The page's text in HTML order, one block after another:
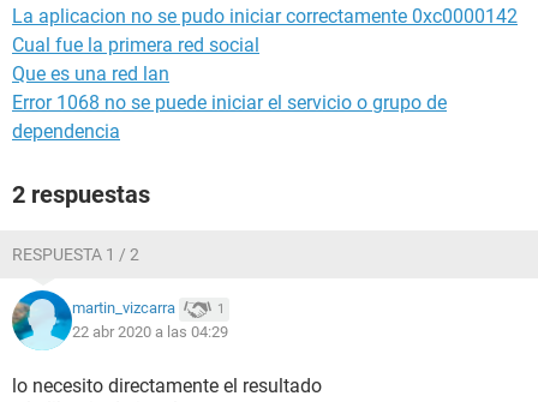
La aplicacion no se pudo iniciar correctamente 0xc0000142
Cual fue la primera red social
Que es una red lan
Error 1068 no se puede iniciar el servicio o grupo de
dependencia
2 respuestas
RESPUESTA 1 / 2
martin_vizcarra 1
22 abr 2020 a las 04:29
lo necesito directamente el resultado